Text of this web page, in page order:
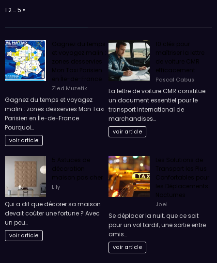
Page:
1 2 …5 Next
»
Gagnez du temps
et voyagez malin :
zones desservies
Mon Taxi Parisien
en Île-de-France
Zied Muzetik
Gagnez du temps et voyagez
malin : zones desservies Mon Taxi
Parisien en Île-de-France
Pourquoi…
voir article
10 clés pour
maîtriser la lettre
de voiture CMR
efficacement
Pascal Cabus
La lettre de voiture CMR constitue
un document essentiel pour le
transport international de
marchandises…
voir article
5 Astuces de
décoration
maison pas cher
Lily
Qui a dit que décorer sa maison
devait coûter une fortune ? Avec
un peu…
voir article
Les Solutions de
Transport les Plus
Confortables pour
les Déplacements
Nocturnes
Joel
Se déplacer la nuit, que ce soit
pour un vol tardif, une sortie entre
amis…
voir article